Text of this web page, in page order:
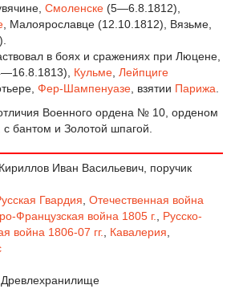
Смоленске (5—6.8.1812),
, Малоярославце (12.10.1812), Вязьме,
в боях и сражениях при Люцене,
Кульме Лейпциге
Фер-Шампенуазе , взятии Парижа
Военного ордена № 10, орденом
бантом и Золотой шпагой.
Кириллов Иван Васильевич, поручик
Гвардия Отечественная война
Французская война 1805 г.
Русско-
война 1806-07 гг.
Кавалерия
Древлехранилище